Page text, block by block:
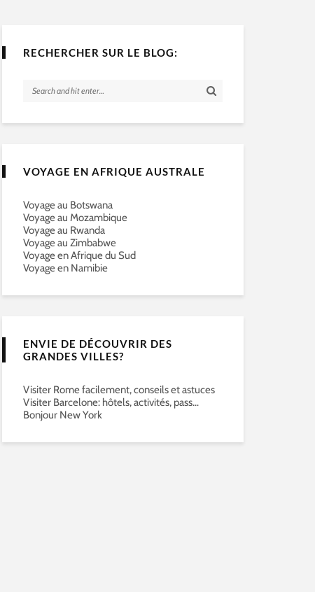
RECHERCHER SUR LE BLOG:
VOYAGE EN AFRIQUE AUSTRALE
Voyage au Botswana
Voyage au Mozambique
Voyage au Rwanda
Voyage au Zimbabwe
Voyage en Afrique du Sud
Voyage en Namibie
ENVIE DE DÉCOUVRIR DES
GRANDES VILLES?
Visiter Rome facilement, conseils et astuces
Visiter Barcelone: hôtels, activités, pass…
Bonjour New York